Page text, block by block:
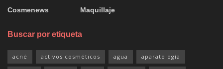
Cosmenews
Maquillaje
Buscar por etiqueta
acné activos cosméticos agua aparatología